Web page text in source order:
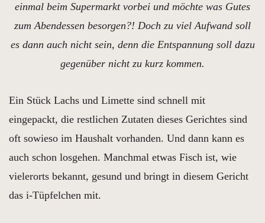
einmal beim Supermarkt vorbei und möchte was Gutes
zum Abendessen besorgen?! Doch zu viel Aufwand soll
es dann auch nicht sein, denn die Entspannung soll dazu
gegenüber nicht zu kurz kommen.
Ein Stück Lachs und Limette sind schnell mit
eingepackt, die restlichen Zutaten dieses Gerichtes sind
oft sowieso im Haushalt vorhanden. Und dann kann es
auch schon losgehen. Manchmal etwas Fisch ist, wie
vielerorts bekannt, gesund und bringt in diesem Gericht
das i-Tüpfelchen mit.